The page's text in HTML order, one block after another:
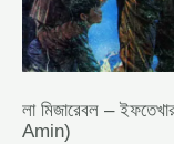
লা মিজারেবল –
Amin)